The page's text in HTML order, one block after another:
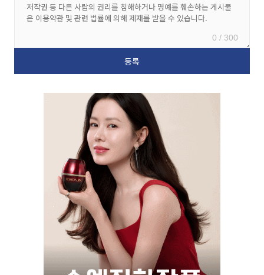
0 / 300